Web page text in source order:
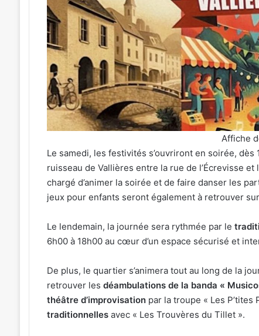
Affiche
Le samedi, les festivités s’ouvriront en soirée, dès
ruisseau de Vallières entre la rue de l’Écrevisse et
chargé d’animer la soirée et de faire danser les
jeux pour enfants seront également à retrouver
Le lendemain, la journée sera rythmée par le
6h00 à 18h00 au cœur d’un espace sécurisé et
De plus, le quartier s’animera tout au long de la
retrouver les déambulations de la banda «
théâtre d’improvisationpar la troupe « Les P’tites
traditionnelles avec « Les Trouvères du Tillet ».
nouvelle
à Metz
Ars-
sur-
Moselle
du
7
au
28
août
2026
5 août 2026
4 soirées concerts prévues à Ars-
sur-Moselle du 7 au 28 août 2026